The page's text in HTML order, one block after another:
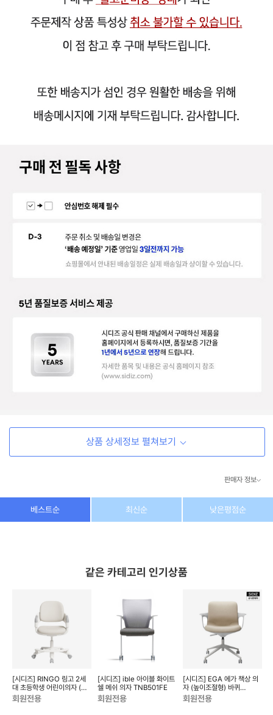
상품 상세정보 펼쳐보기
판매자 정보
상호/대표자 (주) 동이커머스
소재지 경기도 고양시 덕양구 꽃마을로64, 1235호
베스트순 최신순 낮은평점순
같은 카테고리 인기상품
[시디즈] RINGO 링고 2세
대 초등학생 어린이의자 (발
받침 포함) S51ACF0VG
회원전용
[시디즈] ible 아이블 화이트
쉘 메쉬 의자 TNB501FE
회원전용
[시디즈] EGA 에가 책상 의
자 (높이조절형) 바퀴
TN603FY
회원전용